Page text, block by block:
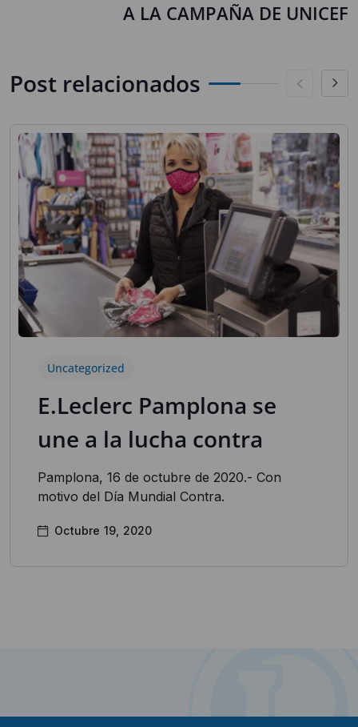
A LA CAMPAÑA DE UNICEF
Post relacionados
Uncategorized
E.Leclerc Pamplona se
une a la lucha contra
Pamplona, 16 de octubre de 2020.- Con
motivo del Día Mundial Contra.
Octubre 19, 2020